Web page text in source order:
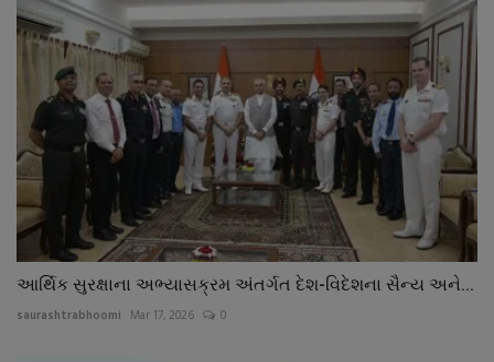
આર્થિક સુરક્ષાના અભ્યાસક્રમ અંતર્ગત દેશ-વિદેશના સૈન્ય અને...
saurashtrabhoomi Mar 17, 2026 0